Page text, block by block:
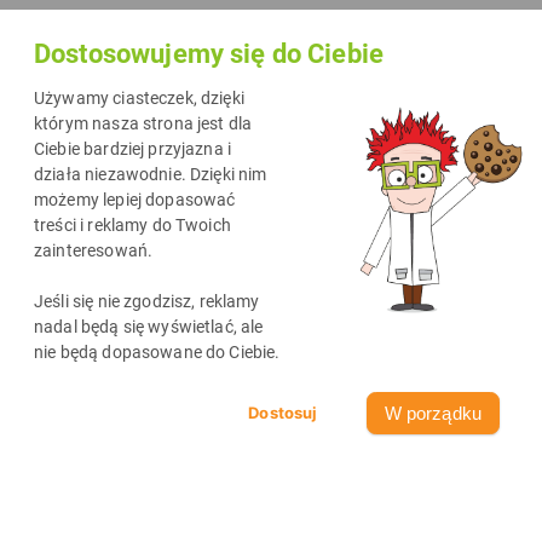
Dostosowujemy się do Ciebie
Używamy ciasteczek, dzięki
którym nasza strona jest dla
Ciebie bardziej przyjazna i
działa niezawodnie. Dzięki nim
możemy lepiej dopasować
treści i reklamy do Twoich
zainteresowań.
Jeśli się nie zgodzisz, reklamy
nadal będą się wyświetlać, ale
nie będą dopasowane do Ciebie.
W porządku